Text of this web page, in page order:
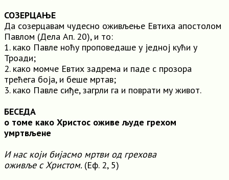
СОЗЕРЦАЊЕ
Да созерцавам чудесно оживљење Евтиха апостолом
Павлом (Дела Ап. 20), и то:
1. како Павле ноћу проповедаше у једној кући у
Троади;
2. како момче Евтих задрема и паде с прозора
трећега боја, и беше мртав;
3. како Павле сиђе, загрли га и поврати му живот.
БЕСЕДА
о томе како Христос оживе људе грехом
умртвљене
И нас који бијасмо мртви од грехова
оживље с Христом. (Еф. 2, 5)